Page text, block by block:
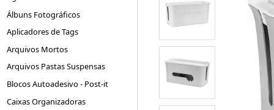
Álbuns Fotográficos
Aplicadores de Tags
Arquivos Mortos
Arquivos Pastas Suspensas
Blocos Autoadesivo - Post-it
Caixas Organizadoras